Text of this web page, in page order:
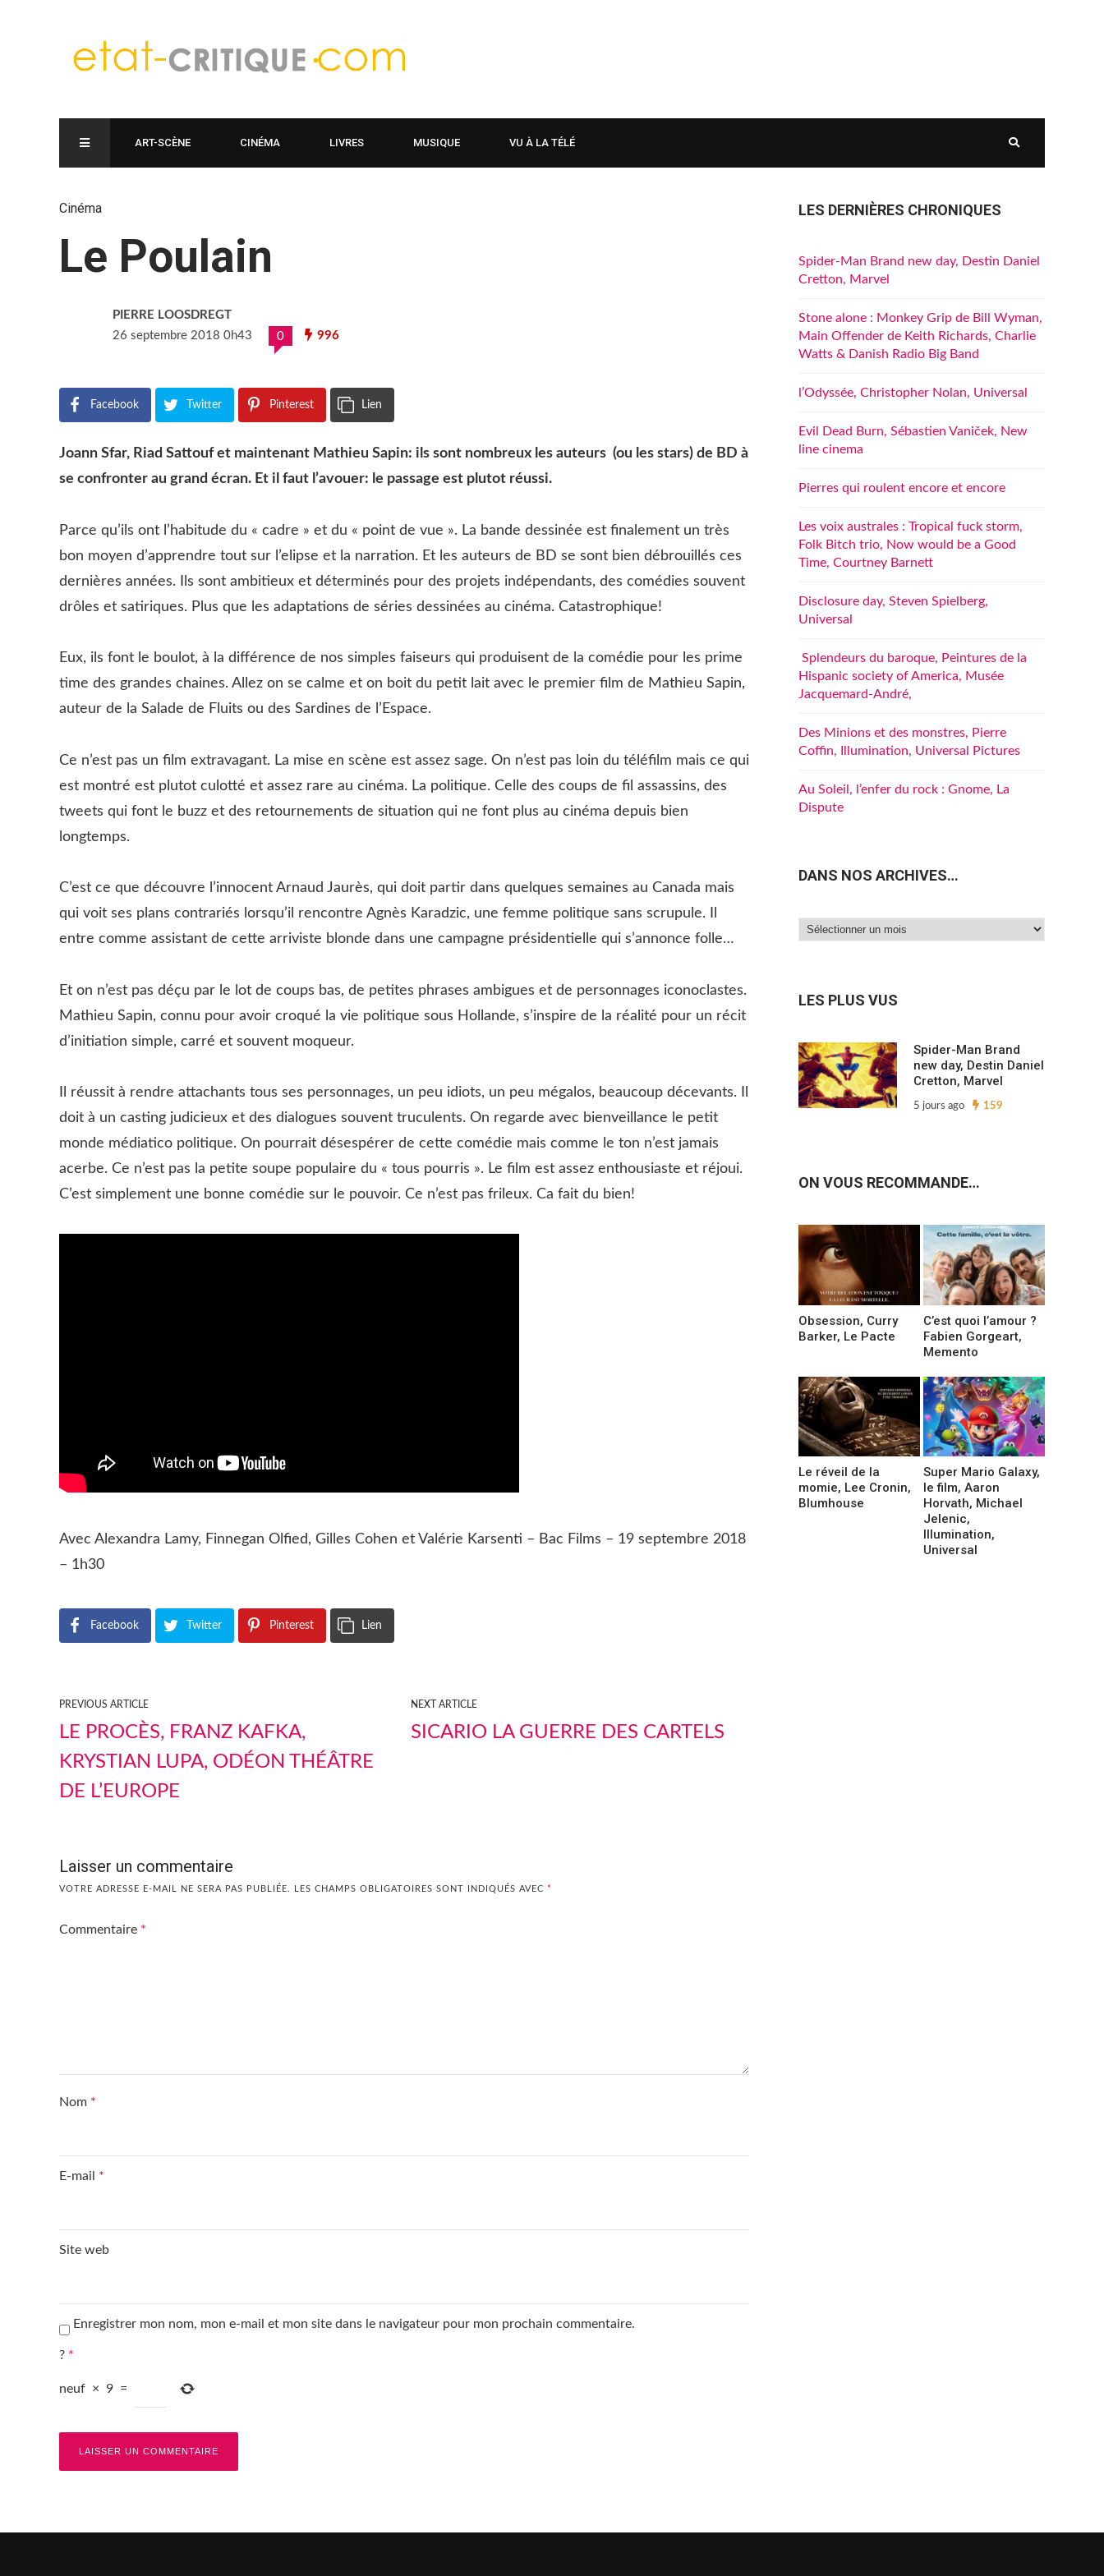
ART-SCÈNE CINÉMA LIVRES MUSIQUE VU À LA TÉLÉ
Cinéma
Le Poulain
PIERRE LOOSDREGT
26 septembre 2018 0h43
0 996
Facebook Twitter Pinterest Lien
Joann Sfar, Riad Sattouf et maintenant Mathieu Sapin: ils sont nombreux les auteurs (ou les stars) de BD à
se confronter au grand écran. Et il faut l’avouer: le passage est plutot réussi.
Parce qu’ils ont l’habitude du « cadre » et du « point de vue ». La bande dessinée est finalement un très
bon moyen d’apprendre tout sur l’elipse et la narration. Et les auteurs de BD se sont bien débrouillés ces
dernières années. Ils sont ambitieux et déterminés pour des projets indépendants, des comédies souvent
drôles et satiriques. Plus que les adaptations de séries dessinées au cinéma. Catastrophique!
Eux, ils font le boulot, à la différence de nos simples faiseurs qui produisent de la comédie pour les prime
time des grandes chaines. Allez on se calme et on boit du petit lait avec le premier film de Mathieu Sapin,
auteur de la Salade de Fluits ou des Sardines de l’Espace.
Ce n’est pas un film extravagant. La mise en scène est assez sage. On n’est pas loin du téléfilm mais ce qui
est montré est plutot culotté et assez rare au cinéma. La politique. Celle des coups de fil assassins, des
tweets qui font le buzz et des retournements de situation qui ne font plus au cinéma depuis bien
longtemps.
C’est ce que découvre l’innocent Arnaud Jaurès, qui doit partir dans quelques semaines au Canada mais
qui voit ses plans contrariés lorsqu’il rencontre Agnès Karadzic, une femme politique sans scrupule. Il
entre comme assistant de cette arriviste blonde dans une campagne présidentielle qui s’annonce folle…
Et on n’est pas déçu par le lot de coups bas, de petites phrases ambigues et de personnages iconoclastes.
Mathieu Sapin, connu pour avoir croqué la vie politique sous Hollande, s’inspire de la réalité pour un récit
d’initiation simple, carré et souvent moqueur.
Il réussit à rendre attachants tous ses personnages, un peu idiots, un peu mégalos, beaucoup décevants. Il
doit à un casting judicieux et des dialogues souvent truculents. On regarde avec bienveillance le petit
monde médiatico politique. On pourrait désespérer de cette comédie mais comme le ton n’est jamais
acerbe. Ce n’est pas la petite soupe populaire du « tous pourris ». Le film est assez enthousiaste et réjoui.
C’est simplement une bonne comédie sur le pouvoir. Ce n’est pas frileux. Ca fait du bien!
Avec Alexandra Lamy, Finnegan Olfied, Gilles Cohen et Valérie Karsenti – Bac Films – 19 septembre 2018
– 1h30
Facebook Twitter Pinterest Lien
PREVIOUS ARTICLE
LE PROCÈS, FRANZ KAFKA,
KRYSTIAN LUPA, ODÉON THÉÂTRE
DE L’EUROPE
NEXT ARTICLE
SICARIO LA GUERRE DES CARTELS
Laisser un commentaire
VOTRE ADRESSE E-MAIL NE SERA PAS PUBLIÉE. LES CHAMPS OBLIGATOIRES SONT INDIQUÉS AVEC *
Commentaire *
Nom *
E-mail *
Site web
Enregistrer mon nom, mon e-mail et mon site dans le navigateur pour mon prochain commentaire.
? *
neuf × 9 =
LES DERNIÈRES CHRONIQUES
Spider-Man Brand new day, Destin Daniel
Cretton, Marvel
Stone alone : Monkey Grip de Bill Wyman,
Main Offender de Keith Richards, Charlie
Watts & Danish Radio Big Band
l’Odyssée, Christopher Nolan, Universal
Evil Dead Burn, Sébastien Vaniček, New
line cinema
Pierres qui roulent encore et encore
Les voix australes : Tropical fuck storm,
Folk Bitch trio, Now would be a Good
Time, Courtney Barnett
Disclosure day, Steven Spielberg,
Universal
Splendeurs du baroque, Peintures de la
Hispanic society of America, Musée
Jacquemard-André,
Des Minions et des monstres, Pierre
Coffin, Illumination, Universal Pictures
Au Soleil, l’enfer du rock : Gnome, La
Dispute
DANS NOS ARCHIVES…
Dans
LES PLUS VUS
Spider-Man Brand
new day, Destin Daniel
Cretton, Marvel
5 jours ago 159
ON VOUS RECOMMANDE…
Obsession, Curry
Barker, Le Pacte
C’est quoi l’amour ?
Fabien Gorgeart,
Memento
Le réveil de la
momie, Lee Cronin,
Blumhouse
Super Mario Galaxy,
le film, Aaron
Horvath, Michael
Jelenic,
Illumination,
Universal